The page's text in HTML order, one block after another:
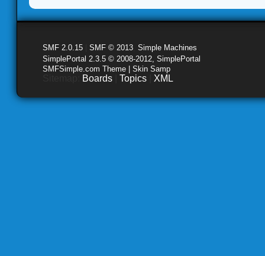
SMF 2.0.15 SMF © 2013 Simple Machines
SimplePortal 2.3.5 © 2008-2012, SimplePortal
SMFSimple.com Theme | Skin Samp
Boards Topics XML